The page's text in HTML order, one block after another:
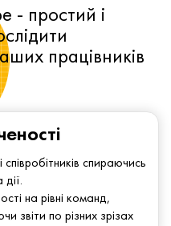
спираючись
на рівні команд,
звіти по різних зрізах
- простий і
працівників